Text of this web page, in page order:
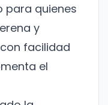
para quienes
y
facilidad
el